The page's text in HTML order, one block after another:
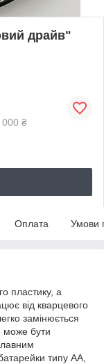
драйв"
000 ₴
Оплата Умови
пластику, а
від кварцевого
замінюється
може бути
типу АА,